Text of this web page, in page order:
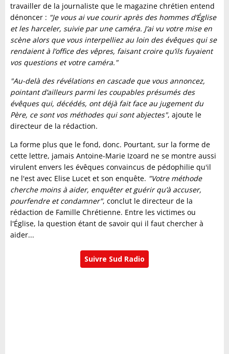
travailler de la journaliste que le magazine chrétien entend
dénoncer : "Je vous ai vue courir après des hommes d’Église
et les harceler, suivie par une caméra. J’ai vu votre mise en
scène alors que vous interpelliez au loin des évêques qui se
rendaient à l’office des vêpres, faisant croire qu’ils fuyaient
vos questions et votre caméra."
"Au-delà des révélations en cascade que vous annoncez,
pointant d’ailleurs parmi les coupables présumés des
évêques qui, décédés, ont déjà fait face au jugement du
Père, ce sont vos méthodes qui sont abjectes", ajoute le
directeur de la rédaction.
La forme plus que le fond, donc. Pourtant, sur la forme de
cette lettre, jamais Antoine-Marie Izoard ne se montre aussi
virulent envers les évêques convaincus de pédophilie qu'il
ne l'est avec Elise Lucet et son enquête. "Votre méthode
cherche moins à aider, enquêter et guérir qu’à accuser,
pourfendre et condamner", conclut le directeur de la
rédaction de Famille Chrétienne. Entre les victimes ou
l'Église, la question étant de savoir qui il faut chercher à
aider...
Suivre Sud Radio